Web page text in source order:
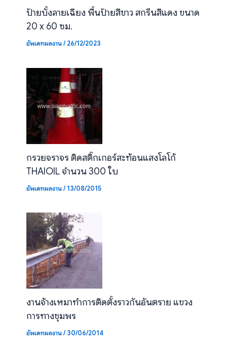
ป้ายบั้งลายเฉียง พื้นป้ายสีขาว สกรีนสีแดง ขนาด
20 x 60 ซม.
อัพเดทผลงาน/26/12/2023
กรวยจราจร ติดสติ๊กเกอร์สะท้อนแสงโลโก้
THAIOIL จำนวน 300 ใบ
อัพเดทผลงาน/13/08/2015
งานจ้างเหมาทำการติดตั้งราวกันอันตราย แขวง
การทางชุมพร
อัพเดทผลงาน/30/06/2014